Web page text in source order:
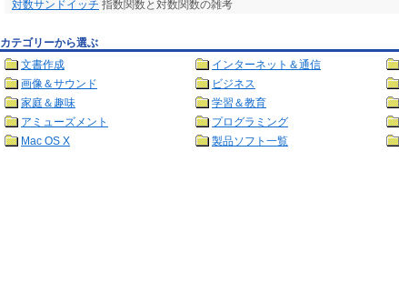
対数サンドイッチ 指数関数と対数関数の雑考
カテゴリーから選ぶ
文書作成
インターネット＆通信
画像＆サウンド
ビジネス
家庭＆趣味
学習＆教育
アミューズメント
プログラミング
Mac OS X
製品ソフト一覧